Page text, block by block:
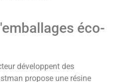
éco-
développent des
propose une résine